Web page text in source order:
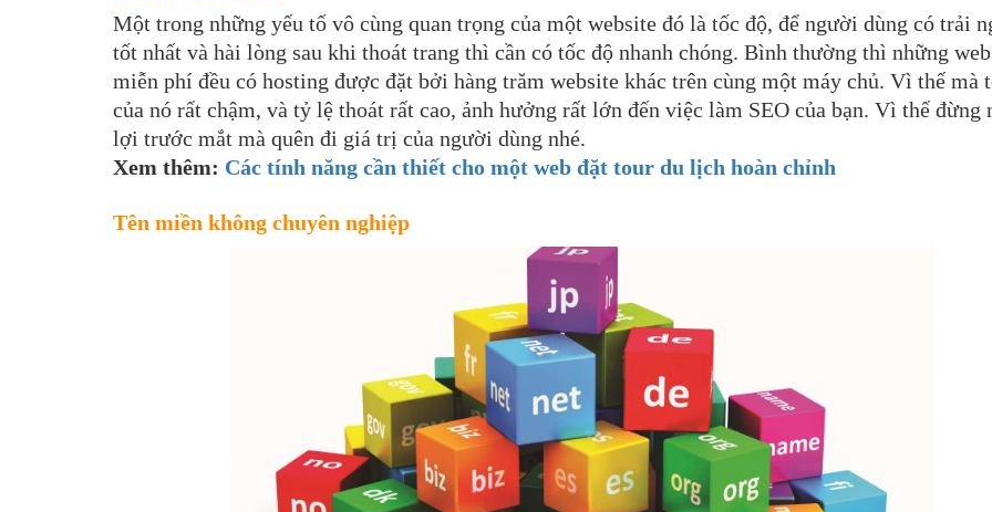
Một trong những yếu tố vô cùng quan trọng của một website đó là tốc độ, để người dùng có trải
tốt nhất và hài lòng sau khi thoát trang thì cần có tốc độ nhanh chóng. Bình thường thì những
miễn phí đều có hosting được đặt bởi hàng trăm website khác trên cùng một máy chủ. Vì thế mà
của nó rất chậm, và tỷ lệ thoát rất cao, ảnh hưởng rất lớn đến việc làm SEO của bạn. Vì thế đừng
lợi trước mắt mà quên đi giá trị của người dùng nhé.
Xem thêm: Các tính năng cần thiết cho một web đặt tour du lịch hoàn chỉnh
Tên miền không chuyên nghiệp